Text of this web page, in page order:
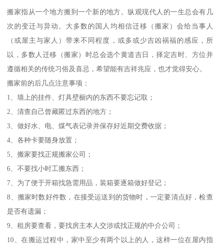
搬家指从一个地方搬到一个新的地方。纵观现代人的一生总会有几
次的变迁与异动。大多数的国人均相信迁移（搬家）会给当事人
（或屋主与家人）带来不同程度，或多或少吉凶祸福的感应，所
以，多数人迁移（搬家）时总会选个黄道吉日，择定吉时、方位并
遵循相关的传统习俗及喜忌，希望能有吉祥兆应，也才觉得安心。
搬家前的后几点注意事项：
1、墙上的挂件、灯具壁橱内的东西不要忘记取；
2、清查自己曾藏匿过东西的地方；
3、做好水、电、煤气表记录并保存好近期交费收据；
4、各种卡要随身放置；
5、搬家要找正规搬家公司；
6、不要找小时工搬东西；
7、为了便于开箱找急需用品，装箱要逐箱做好登记；
8、搬家时数好件数，在接受运送到的货物时，一定要清点好，检查
是否有遗漏；
9、租房要查看，要找房主本人交涉或找正规的中介公司；
10、在搬运过程中，家中至少有两个以上的人，这样一位在屋内指